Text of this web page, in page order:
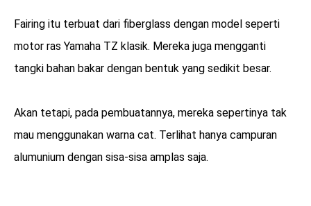
Fairing itu terbuat dari fiberglass dengan model seperti
motor ras Yamaha TZ klasik. Mereka juga mengganti
tangki bahan bakar dengan bentuk yang sedikit besar.
Akan tetapi, pada pembuatannya, mereka sepertinya tak
mau menggunakan warna cat. Terlihat hanya campuran
alumunium dengan sisa-sisa amplas saja.